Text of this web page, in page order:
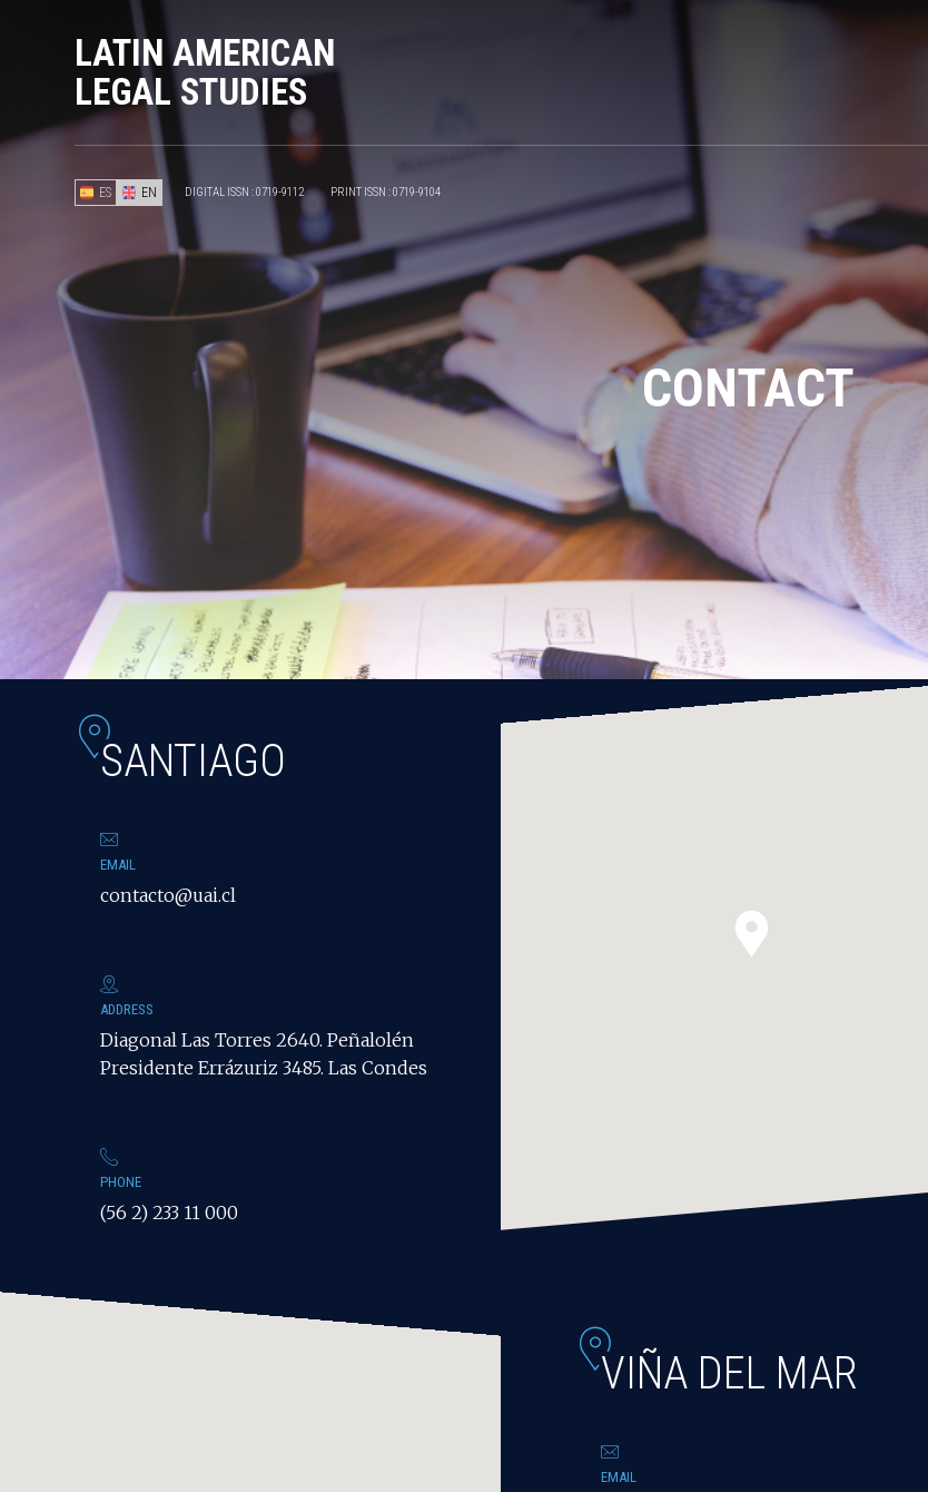
LATIN AMERICAN
LEGAL STUDIES
ES EN DIGITAL ISSN : 0719-9112 PRINT ISSN : 0719-9104
CONTACT
SANTIAGO
EMAIL
contacto@uai.cl
ADDRESS
Diagonal Las Torres 2640. Peñalolén
Presidente Errázuriz 3485. Las Condes
PHONE
(56 2) 233 11 000
VIÑA DEL MAR
EMAIL